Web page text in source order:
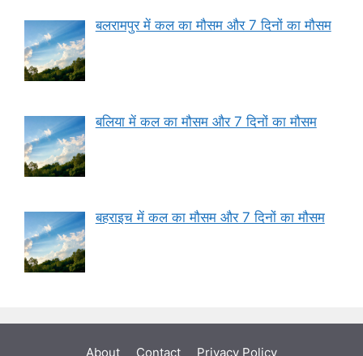
बलरामपुर में कल का मौसम और 7 दिनों का मौसम
बलिया में कल का मौसम और 7 दिनों का मौसम
बहराइच में कल का मौसम और 7 दिनों का मौसम
About Contact Privacy Policy